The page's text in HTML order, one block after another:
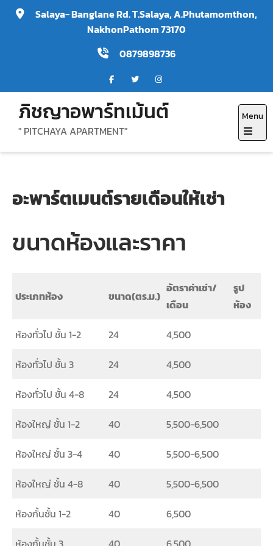
Skip
Salaya- Banglane Rd. T.Salaya, A.Phutamomthon,
NakhonPathom 73170
0879898736
ภิชญาอพาร์ทเม้นต์
" PITCHAYA APARTMENT"
Menu
Open
อะพาร์ตเมนต์รายเดือนให้เช่า
ขนาดห้องและราคา
ประเภทห้อง ขนาด(ตร.ม.)
อัตราค่าเช่า/
เดือน
รูป
ห้อง
ห้องทั่วไป ชั้น 1-2 24 4,500
ห้องทั่วไป ชั้น 3 24 4,500
ห้องทั่วไป ชั้น 4-8 24 4,500
ห้องใหญ่ ชั้น 1-2 40 5,500-6,500
ห้องใหญ่ ชั้น 3-4 40 5,500-6,500
ห้องใหญ่ ชั้น 4-8 40 5,500-6,500
ห้องกั้นชั้น 1-2 40 6,500